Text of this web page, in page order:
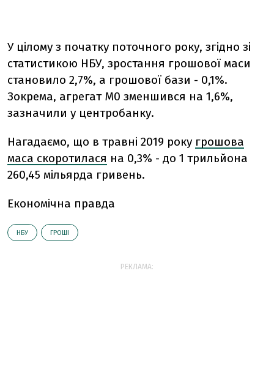
У цілому з початку поточного року, згідно зі
статистикою НБУ, зростання грошової маси
становило 2,7%, а грошової бази - 0,1%.
Зокрема, агрегат M0 зменшився на 1,6%,
зазначили у центробанку.
Нагадаємо, що в травні 2019 року грошова
маса скоротилася на 0,3% - до 1 трильйона
260,45 мільярда гривень.
Економічна правда
НБУ ГРОШІ
РЕКЛАМА: